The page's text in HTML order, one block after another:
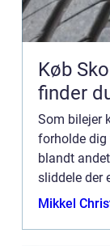
Køb
finder
Som bilejer
forholde dig
blandt
sliddele der
bilen får
Mikkel